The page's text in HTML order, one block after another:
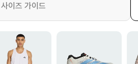
사이즈 가이드